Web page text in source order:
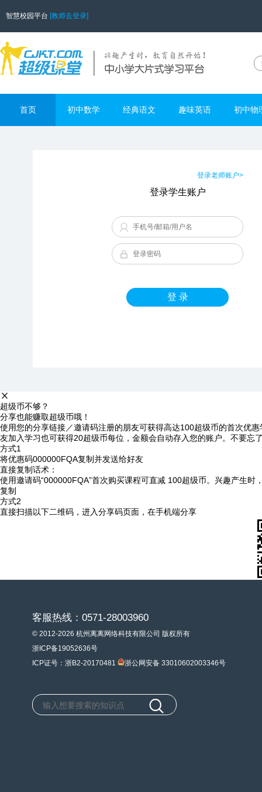
智慧校园平台 [教师去登录]
首页 初中数学 经典语文 趣味英语 初中物
登录老师账户>
登录学生账户
登 录
超级币不够？
分享也能赚取超级币哦！
使用您的分享链接／邀请码注册的朋友可获得高达100超级币的首次优
友加入学习也可获得20超级币每位，金额会自动存入您的账户。不要忘
方式1
将优惠码000000FQA复制并发送给好友
直接复制话术：
使用邀请码“000000FQA”首次购买课程可直减 100超级币。兴趣产生时
复制
方式2
直接扫描以下二维码，进入分享码页面，在手机端分享
客服热线：0571-28003960
© 2012-2026 杭州离离网络科技有限公司 版权所有
浙ICP备19052636号
ICP证号：浙B2-20170481
浙公网安备 33010602003346号